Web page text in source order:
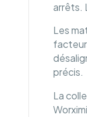
arrêts.
Les
précis.
La